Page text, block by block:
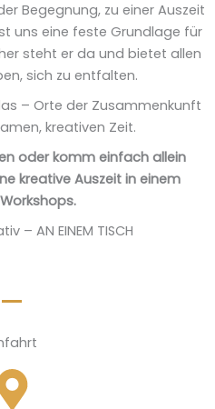
Begegnung, zu einer Auszeit
uns eine feste Grundlage für
steht er da und bietet allen
sich zu entfalten.
– Orte der Zusammenkunft
kreativen Zeit.
oder komm einfach allein
kreative Auszeit in einem
– AN EINEM TISCH